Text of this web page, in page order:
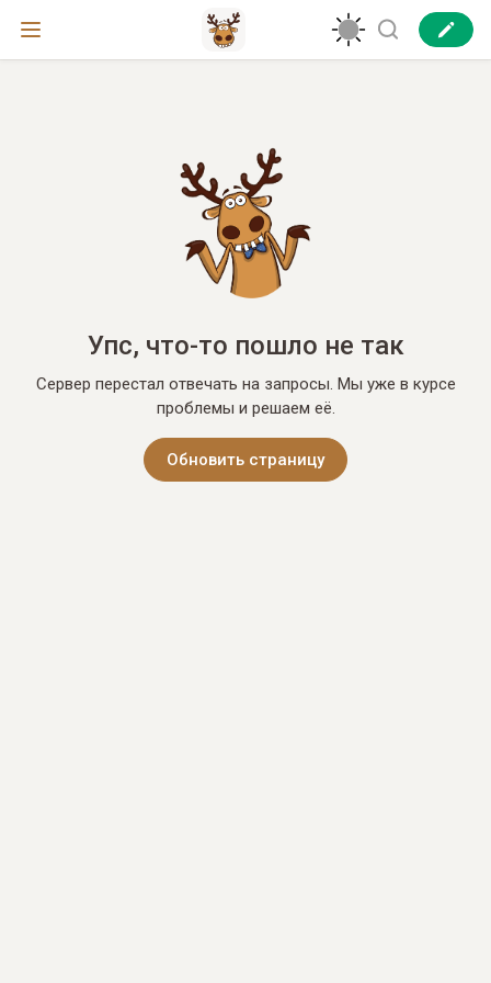
Упс, что-то пошло не так
Сервер перестал отвечать на запросы. Мы уже в курсе
проблемы и решаем её.
Обновить страницу